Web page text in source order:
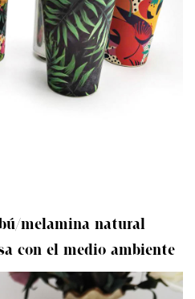
melamina natural
con el medio ambiente